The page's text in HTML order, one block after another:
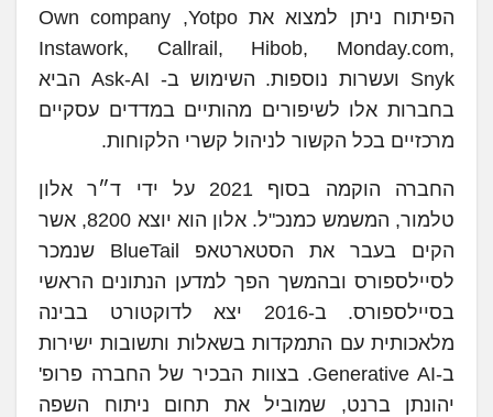
הפיתוח ניתן למצוא את Own company ,Yotpo
Instawork, Callrail, Hibob, Monday.com,
Snyk ועשרות נוספות. השימוש ב- Ask-AI הביא
בחברות אלו לשיפורים מהותיים במדדים עסקיים
מרכזיים בכל הקשור לניהול קשרי הלקוחות.
החברה הוקמה בסוף 2021 על ידי ד״ר אלון
טלמור, המשמש כמנכ"ל. אלון הוא יוצא 8200, אשר
הקים בעבר את הסטארטאפ BlueTail שנמכר
לסיילספורס ובהמשך הפך למדען הנתונים הראשי
בסיילספורס. ב-2016 יצא לדוקטורט בבינה
מלאכותית עם התמקדות בשאלות ותשובות ישירות
ב-Generative AI. בצוות הבכיר של החברה פרופ'
יהונתן ברנט, שמוביל את תחום ניתוח השפה